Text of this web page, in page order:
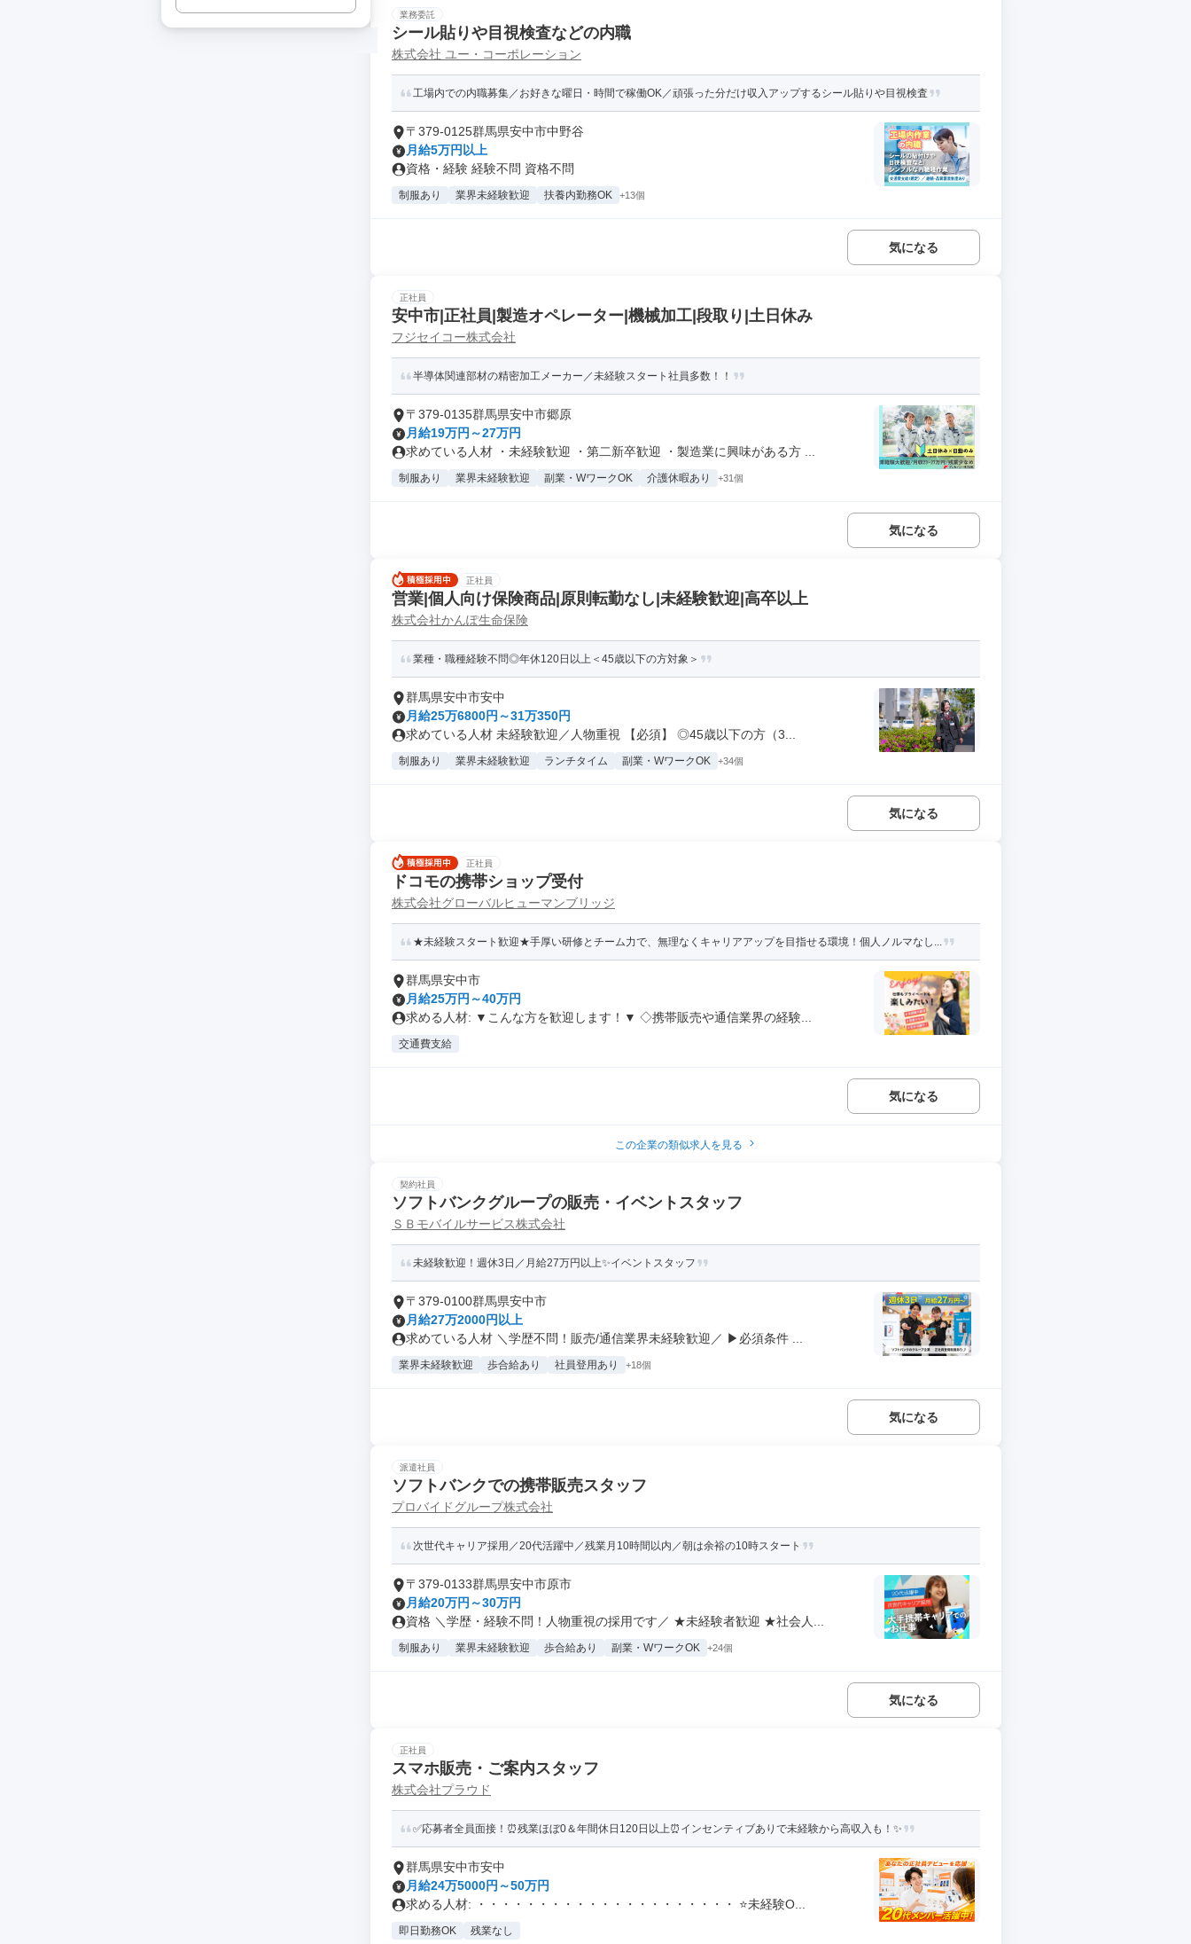
業務委託
シール貼りや目視検査などの内職
株式会社 ユー・コーポレーション
工場内での内職募集／お好きな曜日・時間で稼働OK／頑張った分だけ収入アップするシール貼りや目視検査
〒379-0125群馬県安中市中野谷
月給5万円以上
資格・経験 経験不問 資格不問
制服あり 業界未経験歓迎 扶養内勤務OK +13個
気になる
正社員
安中市|正社員|製造オペレーター|機械加工|段取り|土日休み
フジセイコー株式会社
半導体関連部材の精密加工メーカー／未経験スタート社員多数！！
〒379-0135群馬県安中市郷原
月給19万円～27万円
求めている人材 ・未経験歓迎 ・第二新卒歓迎 ・製造業に興味がある方 ...
制服あり 業界未経験歓迎 副業・WワークOK 介護休暇あり +31個
気になる
正社員
営業|個人向け保険商品|原則転勤なし|未経験歓迎|高卒以上
株式会社かんぽ生命保険
業種・職種経験不問◎年休120日以上＜45歳以下の方対象＞
群馬県安中市安中
月給25万6800円～31万350円
求めている人材 未経験歓迎／人物重視 【必須】 ◎45歳以下の方（3...
制服あり 業界未経験歓迎 ランチタイム 副業・WワークOK +34個
気になる
正社員
ドコモの携帯ショップ受付
株式会社グローバルヒューマンブリッジ
★未経験スタート歓迎★手厚い研修とチーム力で、無理なくキャリアアップを目指せる環境！個人ノルマなし...
群馬県安中市
月給25万円～40万円
求める人材: ▼こんな方を歓迎します！▼ ◇携帯販売や通信業界の経験...
交通費支給
気になる
この企業の類似求人を見る
契約社員
ソフトバンクグループの販売・イベントスタッフ
ＳＢモバイルサービス株式会社
未経験歓迎！週休3日／月給27万円以上✨イベントスタッフ
〒379-0100群馬県安中市
月給27万2000円以上
求めている人材 ＼学歴不問！販売/通信業界未経験歓迎／ ▶必須条件 ...
業界未経験歓迎 歩合給あり 社員登用あり +18個
気になる
派遣社員
ソフトバンクでの携帯販売スタッフ
プロバイドグループ株式会社
次世代キャリア採用／20代活躍中／残業月10時間以内／朝は余裕の10時スタート
〒379-0133群馬県安中市原市
月給20万円～30万円
資格 ＼学歴・経験不問！人物重視の採用です／ ★未経験者歓迎 ★社会人...
制服あり 業界未経験歓迎 歩合給あり 副業・WワークOK +24個
気になる
正社員
スマホ販売・ご案内スタッフ
株式会社プラウド
✅応募者全員面接！⏰残業ほぼ0＆年間休日120日以上⏰インセンティブありで未経験から高収入も！✨
群馬県安中市安中
月給24万5000円～50万円
求める人材: ・・・・・・・・・・・・・・・・・・・・・ ⭐未経験O...
即日勤務OK 残業なし